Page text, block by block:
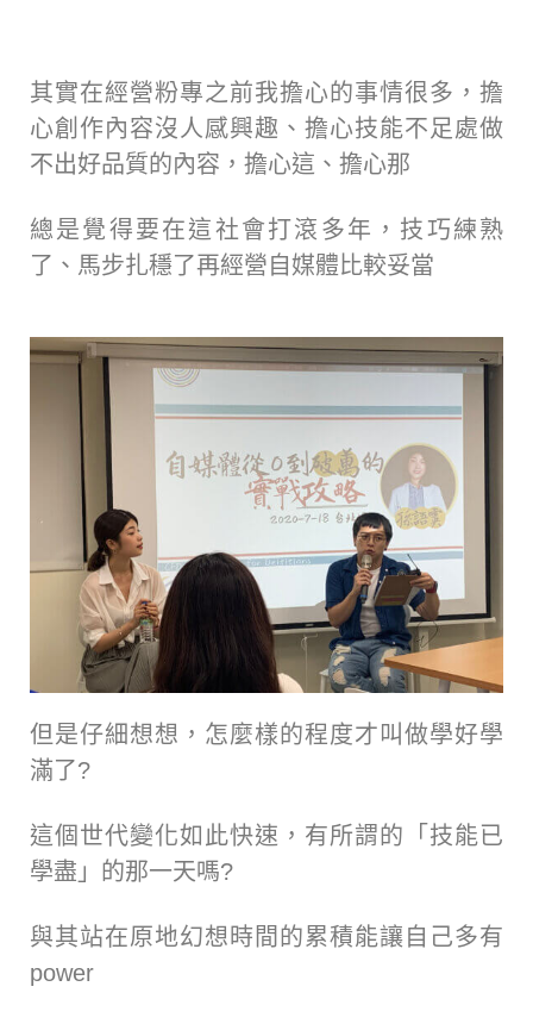
其實在經營粉專之前我擔心的事情很多，擔
心創作內容沒人感興趣、擔心技能不足處做
不出好品質的內容，擔心這、擔心那
總是覺得要在這社會打滾多年，技巧練熟
了、馬步扎穩了再經營自媒體比較妥當
但是仔細想想，怎麼樣的程度才叫做學好學
滿了?
這個世代變化如此快速，有所謂的「技能已
學盡」的那一天嗎?
與其站在原地幻想時間的累積能讓自己多有
power